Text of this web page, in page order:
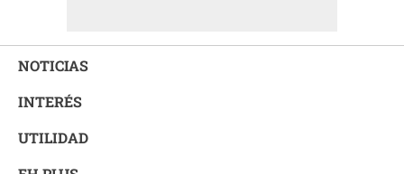
NOTICIAS
INTERÉS
UTILIDAD